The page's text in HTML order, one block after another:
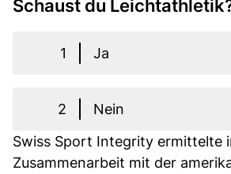
Schaust du
1 Ja
2
Nein
Swiss Sport Integrity ermittelte
Zusammenarbeit mit der